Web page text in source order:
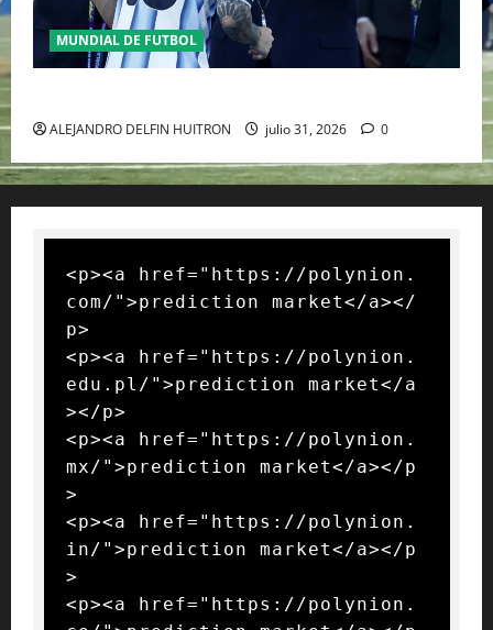
MUNDIAL DE FUTBOL
ALEJANDRO DELFIN HUITRON julio 31, 2026 0
<p><a href="https://polynion.
com/">prediction market</a></
p>
<p><a href="https://polynion.
edu.pl/">prediction market</a
></p>
<p><a href="https://polynion.
mx/">prediction market</a></p
>
<p><a href="https://polynion.
in/">prediction market</a></p
>
<p><a href="https://polynion.